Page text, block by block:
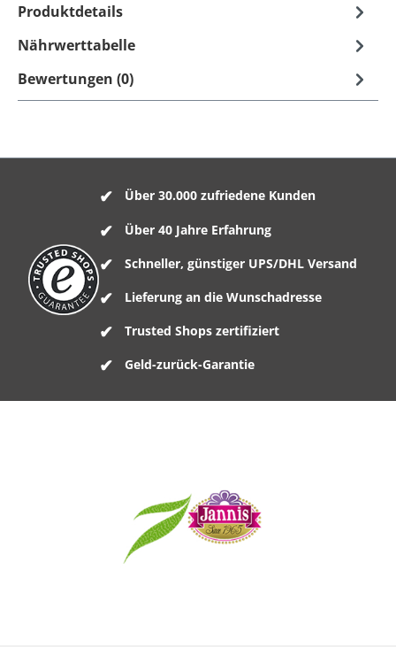
Produktdetails
Nährwerttabelle
Bewertungen (0)
Über 30.000 zufriedene Kunden
Über 40 Jahre Erfahrung
Schneller, günstiger UPS/DHL Versand
Lieferung an die Wunschadresse
Trusted Shops zertifiziert
Geld-zurück-Garantie